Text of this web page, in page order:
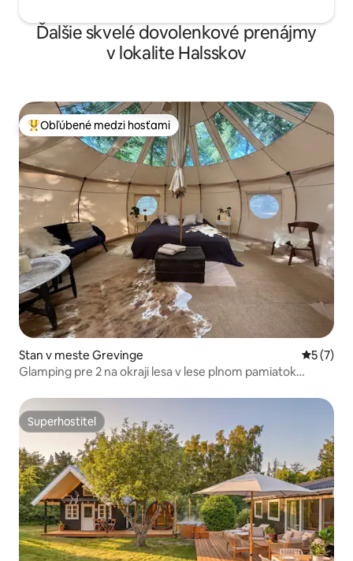
Ďalšie skvelé dovolenkové prenájmy
v lokalite Halsskov
Najobľúbenejšie medzi hosťami
Obľúbené medzi hosťami
Stan v meste Grevinge
5 (7)
Glamping pre 2 na okraji lesa v lese plnom pamiatok
Superhostiteľ
Superhostiteľ